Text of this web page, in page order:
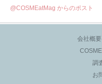
@COSMEatMag からのポスト
会社概
調
お